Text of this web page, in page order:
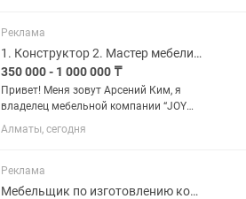
Требования: аккуратность,...
Реклама
1. Конструктор 2. Мастер мебели 3. Столяр корпусник 4. Маляр 5. Шкурщики
350 000 - 1 000 000 ₸
Привет! Меня зовут Арсений Ким, я
владелец мебельной компании “JOY
Мебель” — мебель, которая радует. Мы
на рынке уже 15 лет, за это время
Алматы, сегодня
Реклама
Мебельщик по изготовлению корпусной мебели